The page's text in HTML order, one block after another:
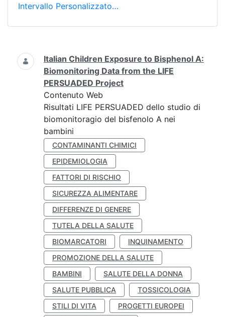
Intervallo Personalizzato…
Ricerca
Italian Children Exposure to Bisphenol A:
Biomonitoring Data from the LIFE
PERSUADED Project
Contenuto Web
Risultati LIFE PERSUADED dello studio di
biomonitoragio del bisfenolo A nei
bambini
CONTAMINANTI CHIMICI
EPIDEMIOLOGIA
FATTORI DI RISCHIO
SICUREZZA ALIMENTARE
DIFFERENZE DI GENERE
TUTELA DELLA SALUTE
BIOMARCATORI
INQUINAMENTO
PROMOZIONE DELLA SALUTE
BAMBINI
SALUTE DELLA DONNA
SALUTE PUBBLICA
TOSSICOLOGIA
STILI DI VITA
PROGETTI EUROPEI